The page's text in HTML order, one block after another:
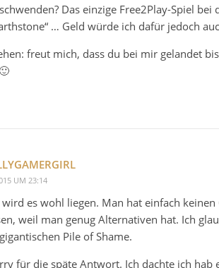
Das einzige Free2Play-Spiel
… Geld würde ich dafür jedoch
freut mich, dass du bei mir gelandet
UM 23:14
wird es wohl liegen. Man hat einfach
weil man genug Alternativen hat. Ich
Pile of Shame.
für die späte Antwort. Ich dachte ich hab